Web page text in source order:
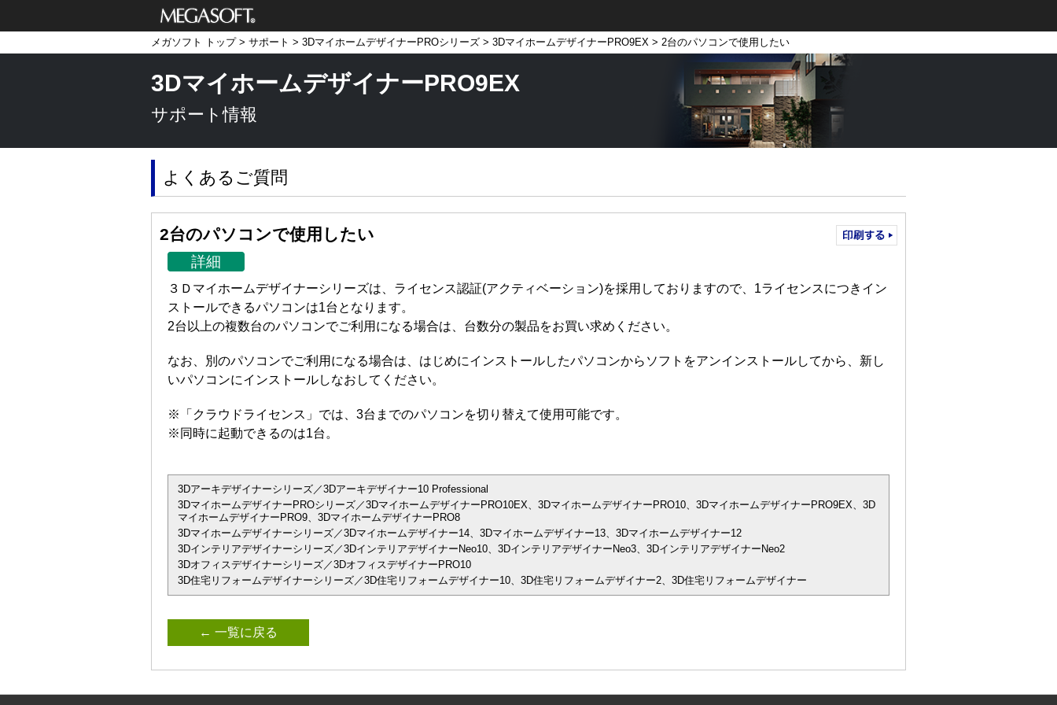
メガソフト株式
会社
メガソフト トップ> サポート > 3DマイホームデザイナーPROシリーズ > 3DマイホームデザイナーPRO9EX > 2台のパソコンで使用したい
3DマイホームデザイナーPRO9EX
サポート情報
よくあるご質問
2台のパソコンで使用したい
詳細
３Ｄマイホームデザイナーシリーズは、ライセンス認証(アクティベーション)を採用しておりますので、1ライセンスにつきイン
ストールできるパソコンは1台となります。
2台以上の複数台のパソコンでご利用になる場合は、台数分の製品をお買い求めください。
なお、別のパソコンでご利用になる場合は、はじめにインストールしたパソコンからソフトをアンインストールしてから、新し
いパソコンにインストールしなおしてください。
※「クラウドライセンス」では、3台までのパソコンを切り替えて使用可能です。
※同時に起動できるのは1台。
3Dアーキデザイナーシリーズ／3Dアーキデザイナー10 Professional
3DマイホームデザイナーPROシリーズ／3DマイホームデザイナーPRO10EX、3DマイホームデザイナーPRO10、3DマイホームデザイナーPRO9EX、3D
マイホームデザイナーPRO9、3DマイホームデザイナーPRO8
3Dマイホームデザイナーシリーズ／3Dマイホームデザイナー14、3Dマイホームデザイナー13、3Dマイホームデザイナー12
3Dインテリアデザイナーシリーズ／3DインテリアデザイナーNeo10、3DインテリアデザイナーNeo3、3DインテリアデザイナーNeo2
3Dオフィスデザイナーシリーズ／3DオフィスデザイナーPRO10
3D住宅リフォームデザイナーシリーズ／3D住宅リフォームデザイナー10、3D住宅リフォームデザイナー2、3D住宅リフォームデザイナー
← 一覧に戻る